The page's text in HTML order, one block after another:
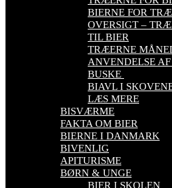
BIERNE FOR
OVERSIGT –
TIL BIER
TRÆERNE
ANVENDELSE
BUSKE
BIAVL I
LÆS MERE
BISVÆRME
FAKTA OM BIER
BIERNE I DANMARK
BIVENLIG
APITURISME
BØRN & UNGE
BIER I SKOLEN